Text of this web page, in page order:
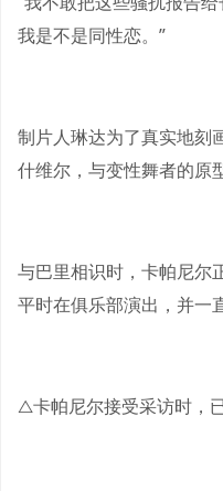
我是不是同性恋。”
制片人琳达为了真实地刻
什维尔，与变性舞者的原
与巴里相识时，卡帕尼尔
平时在俱乐部演出，并一
△卡帕尼尔接受采访时，